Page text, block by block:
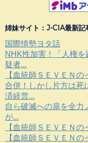
姉妹サイト：J-CIA最新記
国際情勢ヨタ話
NHK性加害！「人権
疑者...
【血統師ＳＥＶＥＮ
合併！しかし片方は死
済経営...
自ら破滅への扉を全力
が...
【血統師ＳＥＶＥＮ
【血統師ＳＥＶＥＮ